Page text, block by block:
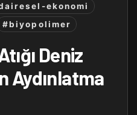
ekonomi
#biyopolimer
Deniz
Aydınlatma